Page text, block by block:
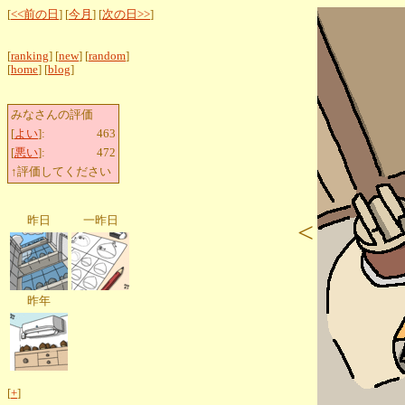
[<<前の日 ] [今月 ] [次の日>>]
[ranking] [new] [random]
[home] [blog]
みなさんの評価
[よい]:
463
[悪い]:
472
↑評価してください
昨日 一昨日
昨年
[+]
<